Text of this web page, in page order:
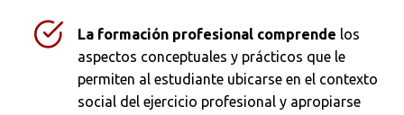
La formación profesional comprende los
aspectos conceptuales y prácticos que le
permiten al estudiante ubicarse en el contexto
social del ejercicio profesional y apropiarse